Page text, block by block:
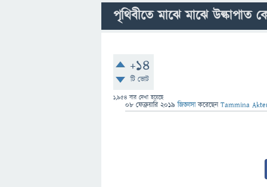
পৃথিবীতে মাঝে মাঝে উল্কাপাত
+14
টি ভোট
1,954 বার দেখা হয়েছে
08 ফেব্রুয়ারি 2019 জিজ্ঞাসাকরেছেনTammina